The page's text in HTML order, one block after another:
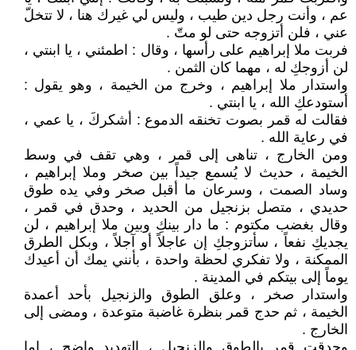
عم ، وأنت رجل دين طيب ، وليس لي غيرك هنا ، لا تتخلّ
عني ، فلن أتزوجه حتى لو متّ .
فربت ملا إبراهيم على رأسها ، وقال : اطمئني ، يا ابنتي ،
لن أزوجكِ له ، مهما كان الثمن .
واستدار ملا إبراهيم ، وخرج من الخيمة ، وهو يقول :
أستودعكِ الله ، يا ابنتي .
فقالت له قمر بصوت تخنقه الدموع : أشكركَ ، يا عمي ،
في رعاية الله .
ومن الخارج ، تناهى إلى قمر ، وهي تقف في وسط
الخيمة ، حديث لا يُسمع جيداً بين صخر وملا إبراهيم ،
وساد الصمت ، وسرعان ما أقبل صخر وفي يده طوق
حديدي ، متصل بزنجيل من الحديد ، وحدق في قمر ،
وقال بغضب مكتوم : ما دار بينكِ وبين ملا إبراهيم ، لن
يجديكِ نفعاً ، سأتزوجكِ إن عاجلاً أو آجلاً ، وبكل الطرق
الممكنة ، ولا تفكري لحظة واحدة ، بأنني يمك أن أعيدك
يوماً إلى بيتكم في المدينة .
واستدار صخر ، وعلق الطوق والزنجيل بأحد أعمدة
الخيمة ، ثم حدج قمر بنظرة غاضبة متوعدة ، ومضى إلى
الخارج .